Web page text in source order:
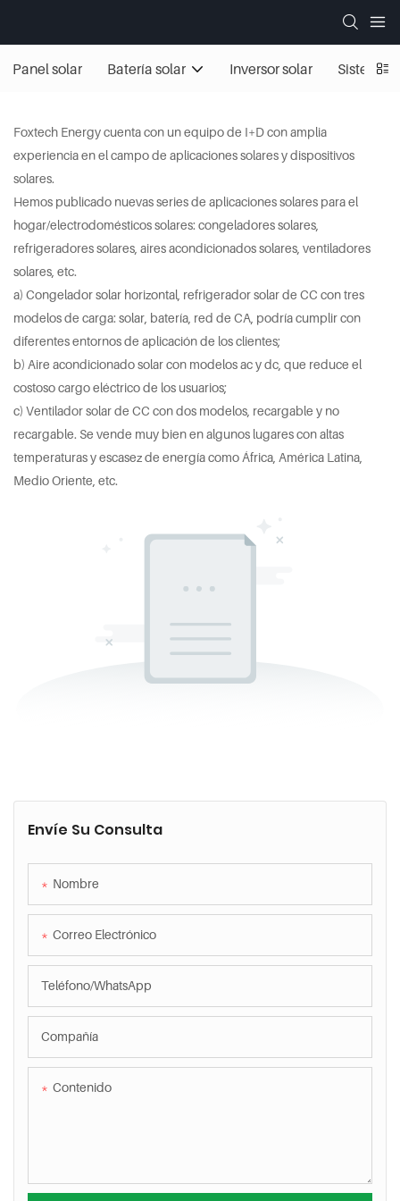
Panel solar Batería solar Inversor solar Sistemas
Envíe Su Consulta
Nombre
Correo Electrónico
Teléfono/WhatsApp
Compañía
Contenido
Foxtech Energy cuenta con un equipo de I+D con amplia
experiencia en el campo de aplicaciones solares y dispositivos
solares.
Hemos publicado nuevas series de aplicaciones solares para el
hogar/electrodomésticos solares: congeladores solares,
refrigeradores solares, aires acondicionados solares, ventiladores
solares, etc.
a) Congelador solar horizontal, refrigerador solar de CC con tres
modelos de carga: solar, batería, red de CA, podría cumplir con
diferentes entornos de aplicación de los clientes;
b) Aire acondicionado solar con modelos ac y dc, que reduce el
costoso cargo eléctrico de los usuarios;
c) Ventilador solar de CC con dos modelos, recargable y no
recargable. Se vende muy bien en algunos lugares con altas
temperaturas y escasez de energía como África, América Latina,
Medio Oriente, etc.